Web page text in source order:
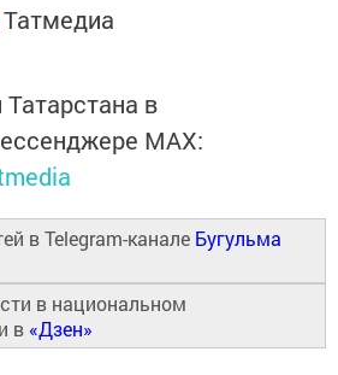
Татмедиа
в
MАХ:
в Telegram-канале Бугульма
в национальном
и в «Дзен»